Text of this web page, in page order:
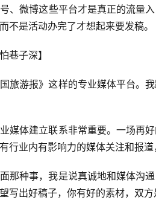
、微博这些平台才是真正的流量
不是活动办完了才想起来要发稿。
巷子深】
旅游报》这样的专业媒体平台。
媒体建立联系非常重要。一场再
行业内有影响力的媒体关注和报
那种事，我是说真诚地和媒体沟
写出好稿子，你有好的素材，双方